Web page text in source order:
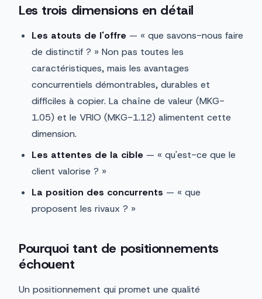
Les trois dimensions en détail
Les atouts de l'offre — « que savons-nous faire
de distinctif ? » Non pas toutes les
caractéristiques, mais les avantages
concurrentiels démontrables, durables et
difficiles à copier. La chaîne de valeur (MKG-
1.05) et le VRIO (MKG-1.12) alimentent cette
dimension.
Les attentes de la cible — « qu'est-ce que le
client valorise ? »
La position des concurrents — « que
proposent les rivaux ? »
Pourquoi tant de positionnements
échouent
Un positionnement qui promet une qualité